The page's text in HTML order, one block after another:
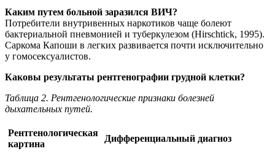
Каким путем больной заразился ВИЧ?
Потребители внутривенных наркотиков чаще болеют
бактериальной пневмонией и туберкулезом (Hirschtick, 1995).
Саркома Капоши в легких развивается почти исключительно
у гомосексуалистов.
Каковы результаты рентгенографии грудной клетки?
Таблица 2. Рентгенологические признаки болезней
дыхательных путей.
Рентгенологическая
картина
Дифференциальный диагноз